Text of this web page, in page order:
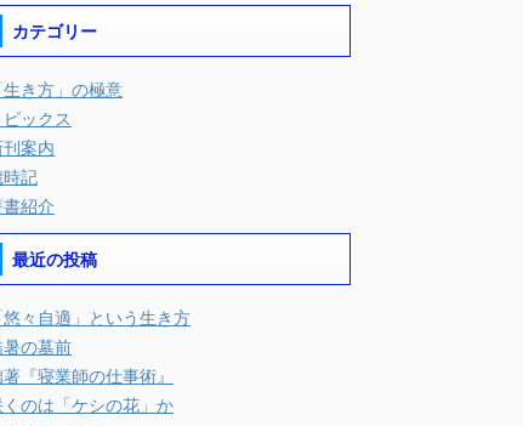
カテゴリー
生き方」の極意
ピックス
刊案内
時記
書紹介
最近の投稿
悠々自適」という生き方
暑の墓前
『寝業師の仕事術』
くのは「ケシの花」か